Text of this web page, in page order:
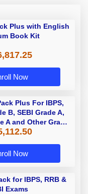
Plus with English
Book Kit
Now
Plus For IBPS,
B, SEBI Grade A,
A and Other Grade
B Bank Exams
Now
for IBPS, RRB &
Exams